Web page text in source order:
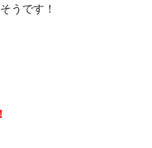
うです！